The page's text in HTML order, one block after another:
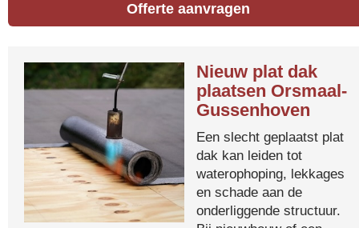
Offerte aanvragen
Nieuw plat dak
plaatsen Orsmaal-
Gussenhoven
Een slecht geplaatst plat
dak kan leiden tot
waterophoping, lekkages
en schade aan de
onderliggende structuur.